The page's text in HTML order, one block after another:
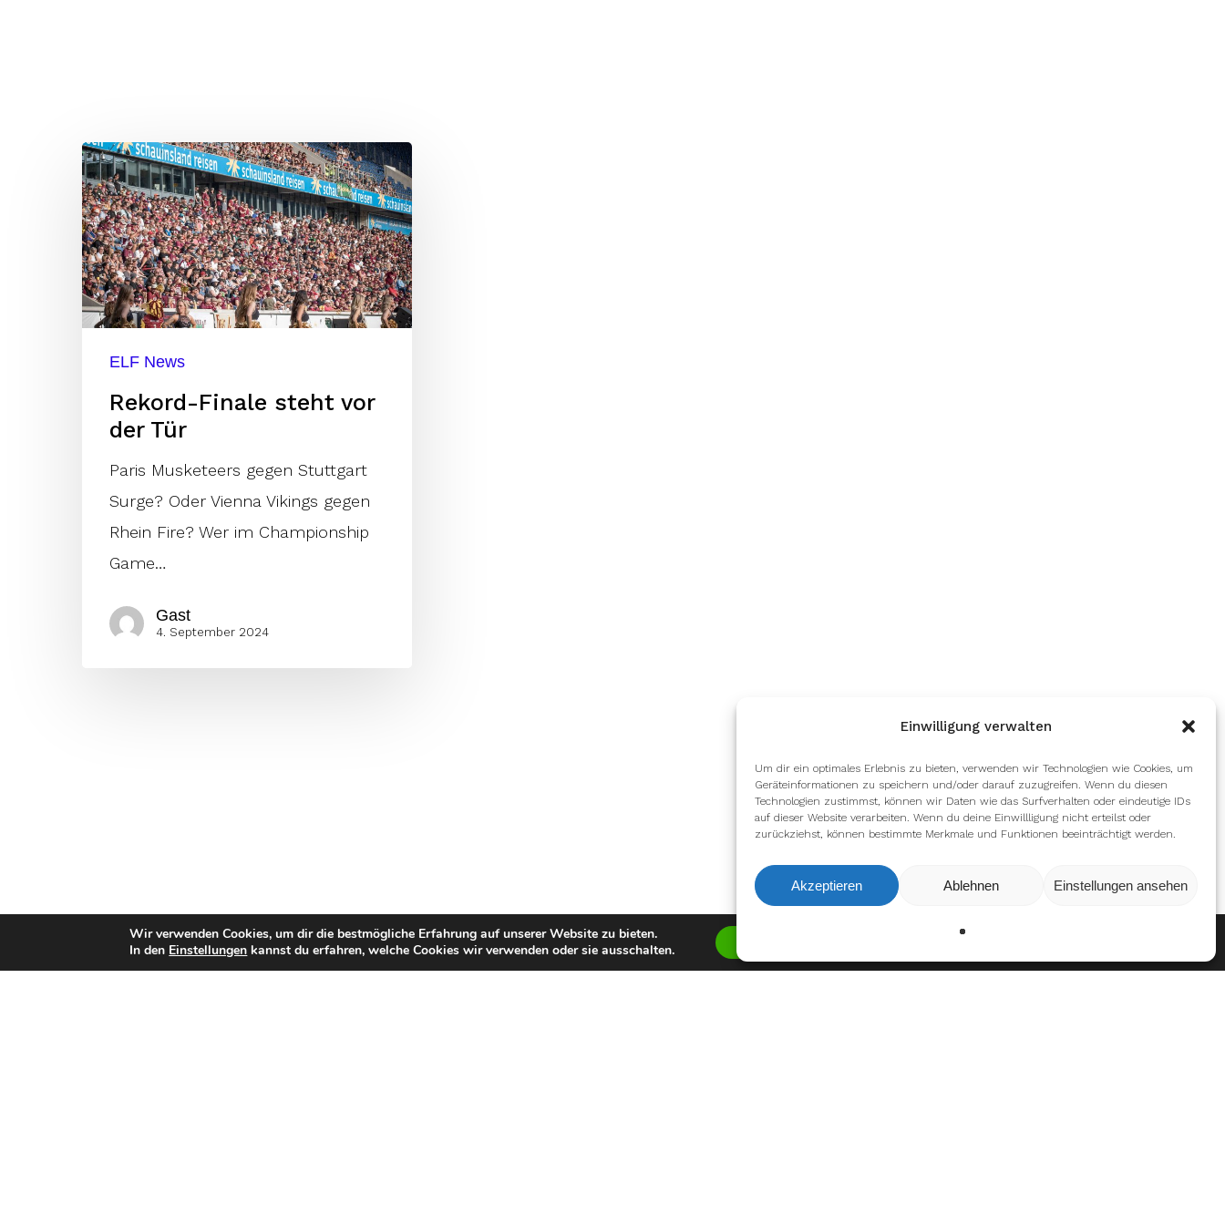
Einwilligung verwalten
Um dir ein optimales Erlebnis zu bieten, verwenden wir Technologien wie Cookies, um
Geräteinformationen zu speichern und/oder darauf zuzugreifen. Wenn du diesen
Technologien zustimmst, können wir Daten wie das Surfverhalten oder eindeutige IDs
auf dieser Website verarbeiten. Wenn du deine Einwillligung nicht erteilst oder
zurückziehst, können bestimmte Merkmale und Funktionen beeinträchtigt werden.
Akzeptieren Ablehnen Einstellungen ansehen
Rekord-
Finale
steht
vor
der
Tür
ELF News
Rekord-Finale steht vor
der Tür
Paris Musketeers gegen Stuttgart
Surge? Oder Vienna Vikings gegen
Rhein Fire? Wer im Championship
Game…
Gast
4. September 2024
Wir verwenden Cookies, um dir die bestmögliche Erfahrung auf unserer Website zu bieten.
In den Einstellungen kannst du erfahren, welche Cookies wir verwenden oder sie ausschalten.